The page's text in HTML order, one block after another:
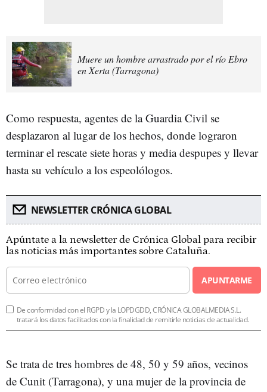
Muere un hombre arrastrado por el río Ebro
en Xerta (Tarragona)
Como respuesta, agentes de la Guardia Civil se
desplazaron al lugar de los hechos, donde lograron
terminar el rescate siete horas y media despupes y llevar
hasta su vehículo a los espeolólogos.
NEWSLETTER CRÓNICA GLOBAL
Apúntate a la newsletter de Crónica Global para recibir
las noticias más importantes sobre Cataluña.
APUNTARME
De conformidad con el RGPD y la LOPDGDD, CRÓNICA GLOBALMEDIA S.L.
tratará los datos facilitados con la finalidad de remitirle noticias de actualidad.
Se trata de tres hombres de 48, 50 y 59 años, vecinos
de Cunit (Tarragona), y una mujer de la provincia de